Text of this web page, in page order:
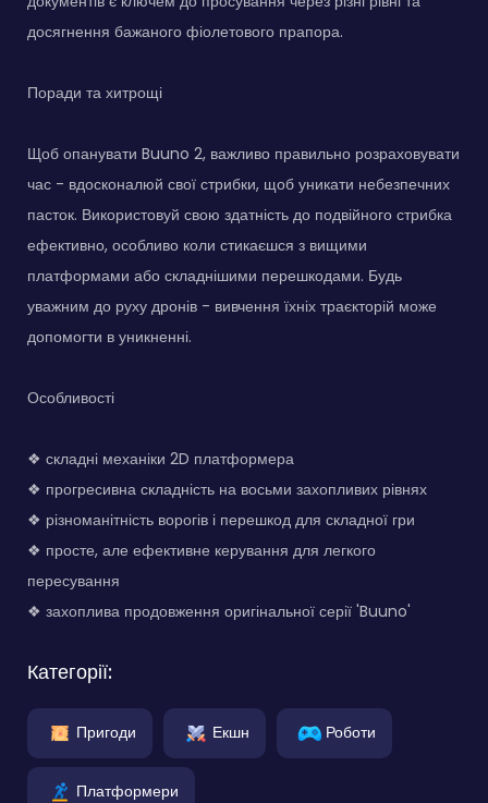
досягнення бажаного фіолетового прапора.
Поради та хитрощі
Щоб опанувати Buuno 2, важливо правильно розраховувати
час - вдосконалюй свої стрибки, щоб уникати небезпечних
пасток. Використовуй свою здатність до подвійного стрибка
ефективно, особливо коли стикаєшся з вищими
платформами або складнішими перешкодами. Будь
уважним до руху дронів - вивчення їхніх траєкторій може
допомогти в уникненні.
Особливості
❖ складні механіки 2D платформера
❖ прогресивна складність на восьми захопливих рівнях
❖ різноманітність ворогів і перешкод для складної гри
❖ просте, але ефективне керування для легкого
пересування
❖ захоплива продовження оригінальної серії 'Buuno'
Категорії:
Пригоди Екшн Роботи
Платформери